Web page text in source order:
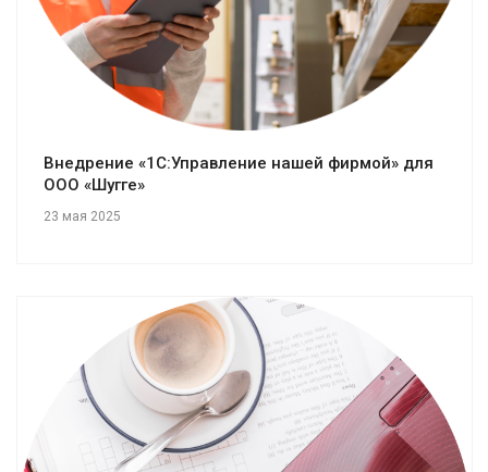
Внедрение «1С:Управление нашей фирмой» для
ООО «Шугге»
23 мая 2025